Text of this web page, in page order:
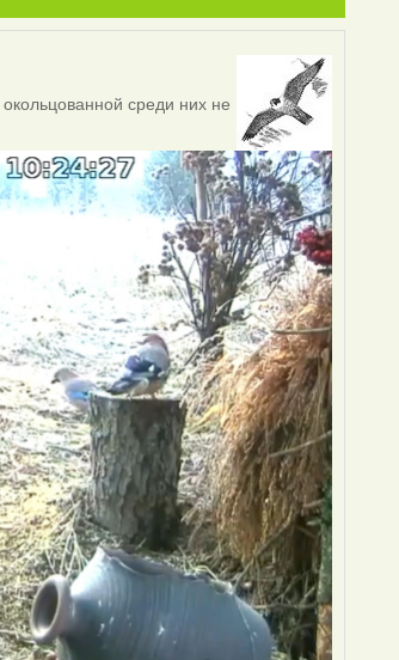
среди них не